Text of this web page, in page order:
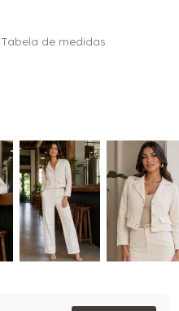
Tabela de medidas